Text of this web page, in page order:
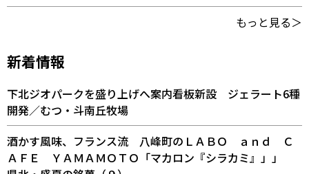
もっと見る＞
新着情報
下北ジオパークを盛り上げへ案内看板新設 ジェラート6種
開発／むつ・斗南丘牧場
酒かす風味、フランス流 八峰町のＬＡＢＯ ａｎｄ Ｃ
ＡＦＥ ＹＡＭＡＭＯＴＯ「マカロン『シラカミ』」」